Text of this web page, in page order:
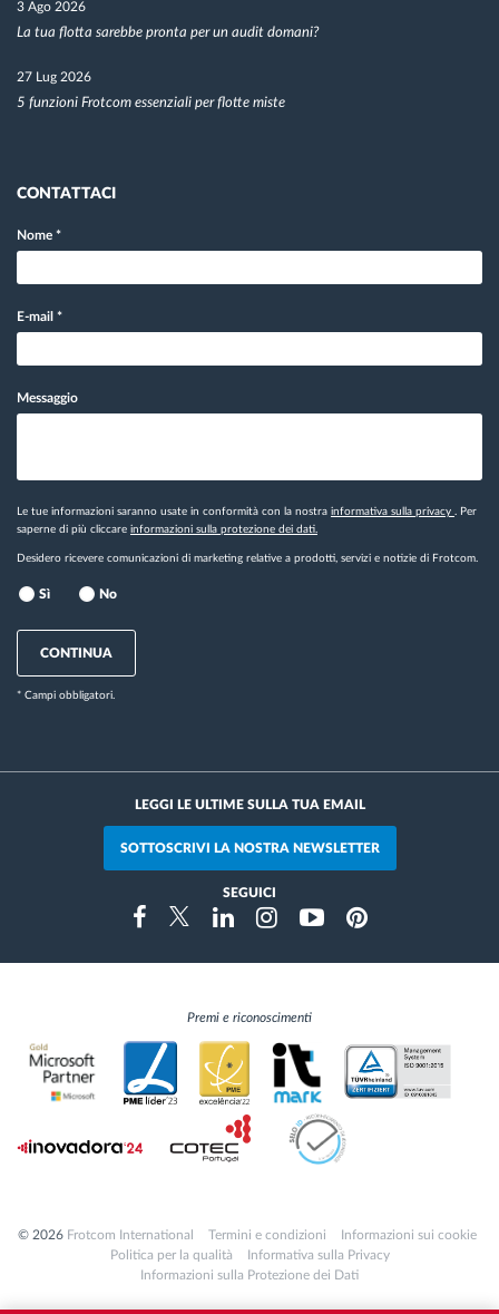
3 Ago 2026
La tua flotta sarebbe pronta per un audit domani?
27 Lug 2026
5 funzioni Frotcom essenziali per flotte miste
CONTATTACI
Nome *
E-mail *
Messaggio
Le tue informazioni saranno usate in conformità con la nostra informativa sulla privacy
. Per
saperne di più cliccare informazioni sulla protezione dei dati.
Desidero ricevere comunicazioni di marketing relative a prodotti, servizi e notizie di Frotcom.
Sì No
CONTINUA
* Campi obbligatori.
LEGGI LE ULTIME SULLA TUA EMAIL
SOTTOSCRIVI LA NOSTRA NEWSLETTER
SEGUICI
FacebookTwitterLinkedinInstragramYoutubePinterest
Premi e riconoscimenti
© 2026 Frotcom International Termini e condizioni
Informazioni sui cookie
Politica per la qualità
Informativa sulla Privacy
Informazioni sulla Protezione dei Dati